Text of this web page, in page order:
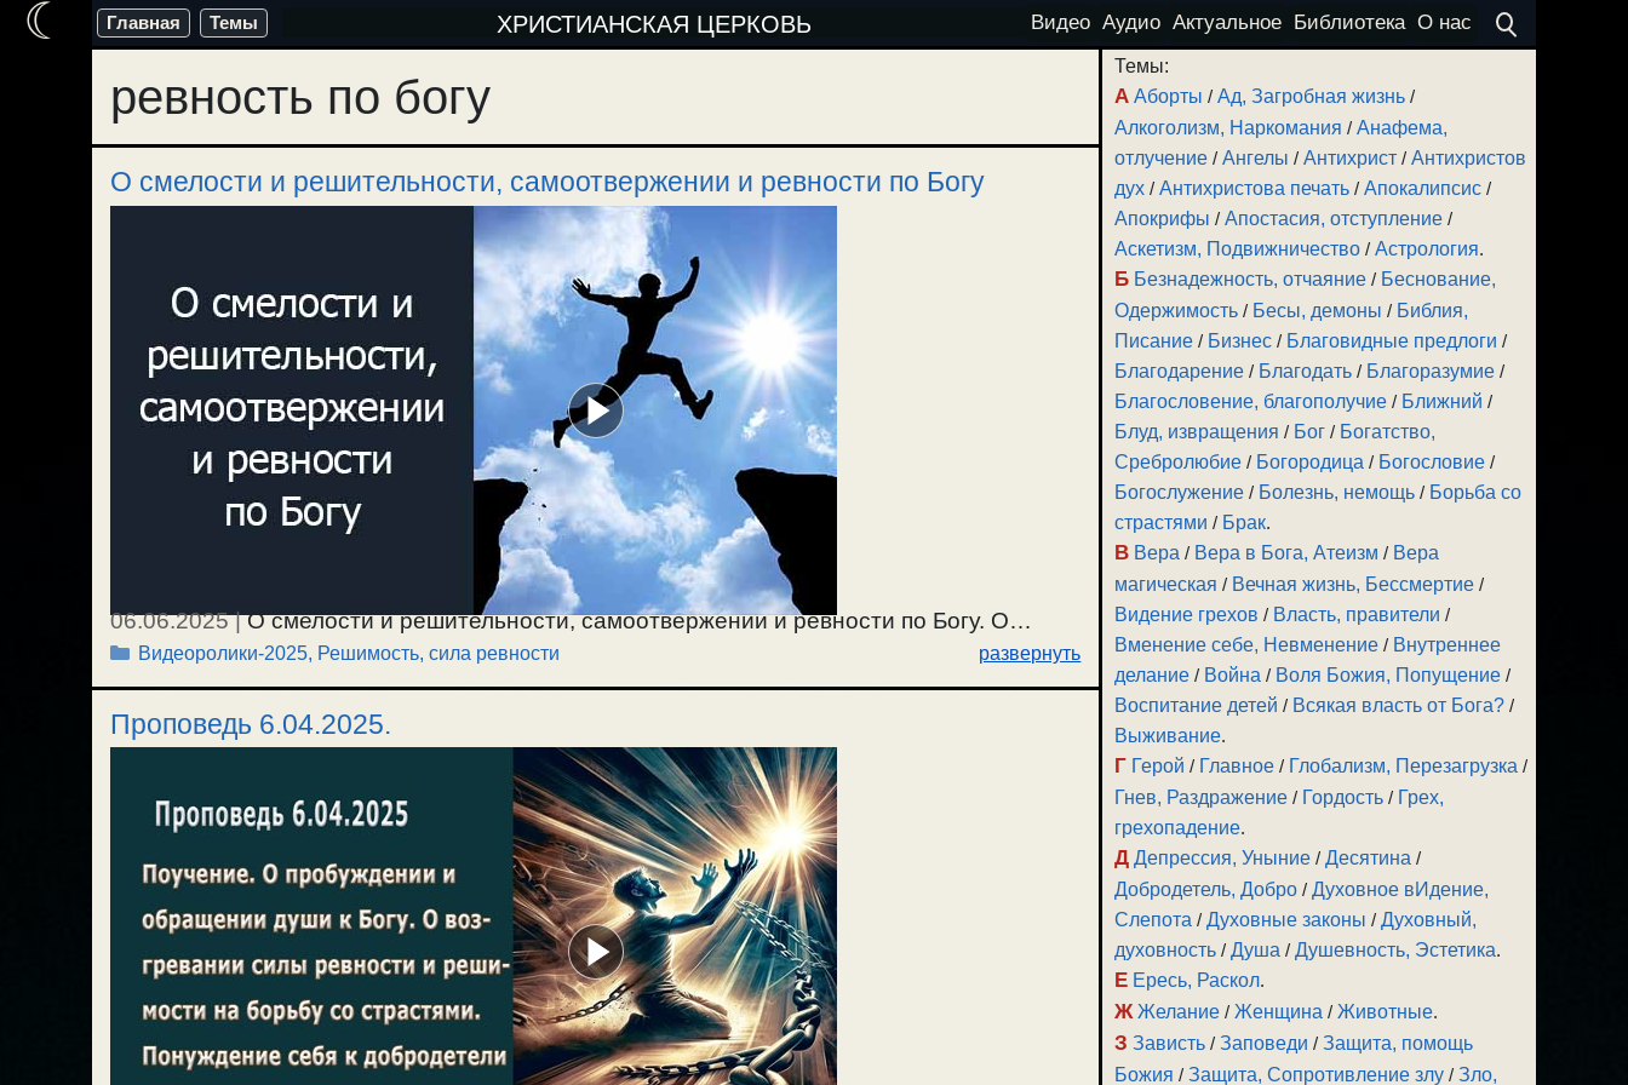
Перейти
содержимому
Главная Темы ХРИСТИАНСКАЯ ЦЕРКОВЬ Видео Аудио Актуальное Библиотека О нас
ревность по богу
О смелости и решительности, самоотвержении и ревности по Богу
06.06.2025|О смелости и решительности, самоотвержении и ревности по Богу. О
ревности не по разуму и наглости. / 30.05.2025.
Рубрики
Видеоролики-2025, Решимость, сила ревности развернуть
Проповедь 6.04.2025.
Темы:
А Аборты /Ад, Загробная жизнь /
Алкоголизм, Наркомания /Анафема,
отлучение /Ангелы /Антихрист /Антихристов
дух /Антихристова печать /Апокалипсис /
Апокрифы /Апостасия, отступление /
Аскетизм, Подвижничество /Астрология.
Б Безнадежность, отчаяние / Беснование,
Одержимость / Бесы, демоны / Библия,
Писание / Бизнес / Благовидные предлоги /
Благодарение / Благодать / Благоразумие /
Благословение, благополучие / Ближний /
Блуд, извращения / Бог / Богатство,
Сребролюбие / Богородица / Богословие /
Богослужение / Болезнь, немощь / Борьба со
страстями / Брак.
В Вера / Вера в Бога, Атеизм / Вера
магическая / Вечная жизнь, Бессмертие /
Видение грехов / Власть, правители /
Вменение себе, Невменение / Внутреннее
делание / Война / Воля Божия, Попущение /
Воспитание детей / Всякая власть от Бога? /
Выживание.
Г Герой / Главное / Глобализм, Перезагрузка /
Гнев, Раздражение / Гордость / Грех,
грехопадение.
Д Депрессия, Уныние /Десятина /
Добродетель, Добро /Духовное вИдение,
Слепота /Духовные законы /Духовный,
духовность /Душа /Душевность, Эстетика.
Е Ересь, Раскол.
Ж Желание /Женщина /Животные.
З Зависть /Заповеди /Защита, помощь
Божия /Защита, Сопротивление злу /Зло,
☾